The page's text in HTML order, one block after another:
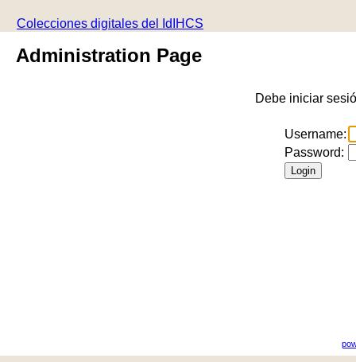
Colecciones digitales del IdIHCS
Administration Page
Debe iniciar
Username:
Password: